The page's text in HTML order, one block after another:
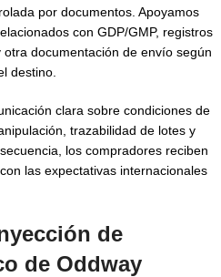
por documentos. Apoyamos
con GDP/GMP, registros
documentación de envío según
destino.
clara sobre condiciones de
trazabilidad de lotes y
los compradores reciben
las expectativas internacionales
de
de Oddway